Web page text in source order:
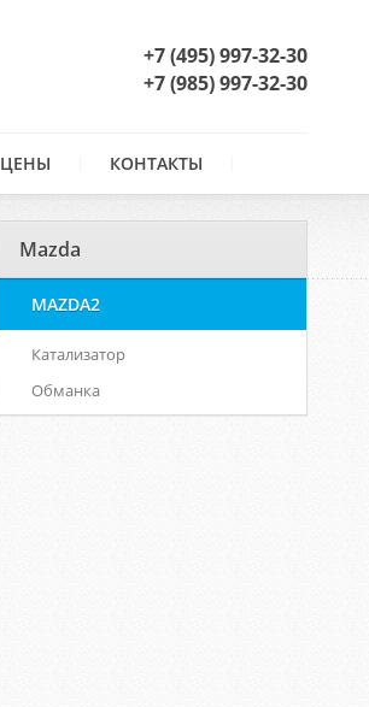
+7 (495) 997-32-30
+7 (985) 997-32-30
ЦЕНЫ КОНТАКТЫ
Mazda
MAZDA2
Катализатор
Обманка